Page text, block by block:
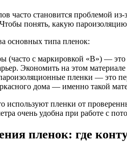
часто становится проблемой
понять, какую
основных типа пленок:
(часто с маркировкой «B») —
Экономить на этом
пленки — это
дома — именно такой
используют пленки от
очень удобна при работе с
пленок: где